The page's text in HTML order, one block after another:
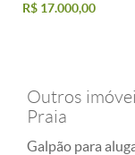
R$ 17.000,00
Outros
Praia
Galpão para